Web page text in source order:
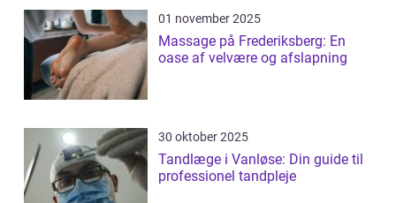
01 november 2025
Massage på Frederiksberg: En
oase af velvære og afslapning
30 oktober 2025
Tandlæge i Vanløse: Din guide til
professionel tandpleje